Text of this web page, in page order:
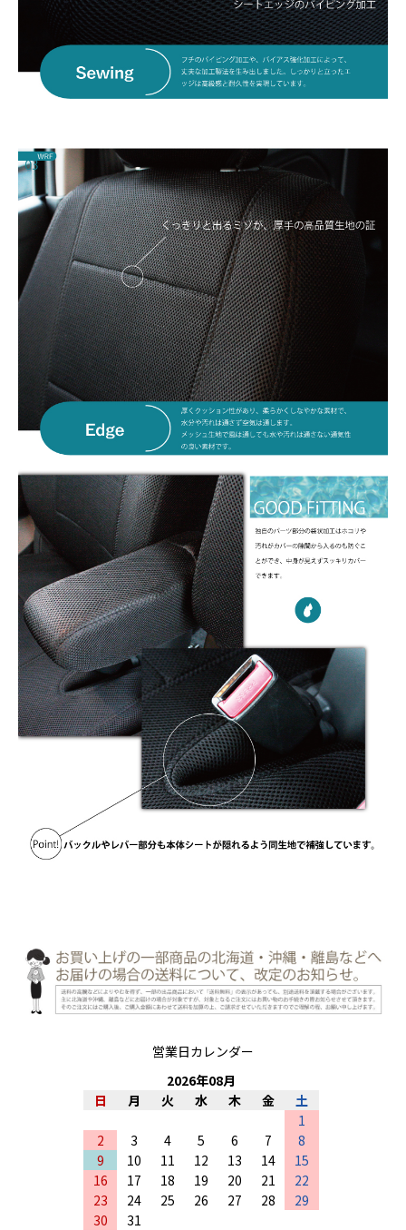
営業日カレンダー
2026年08月
日
月 火 水 木 金
土
1
2
3 4 5 6 7
8
9
10 11 12 13 14
15
16
17 18 19 20 21
22
23
24 25 26 27 28
29
30
31